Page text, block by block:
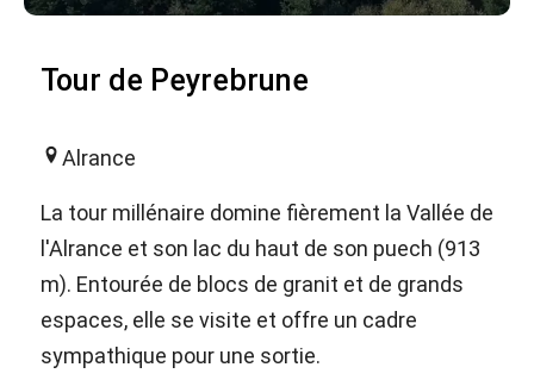
Tour de Peyrebrune
Alrance
La tour millénaire domine fièrement la Vallée de
l'Alrance et son lac du haut de son puech (913
m). Entourée de blocs de granit et de grands
espaces, elle se visite et offre un cadre
sympathique pour une sortie.